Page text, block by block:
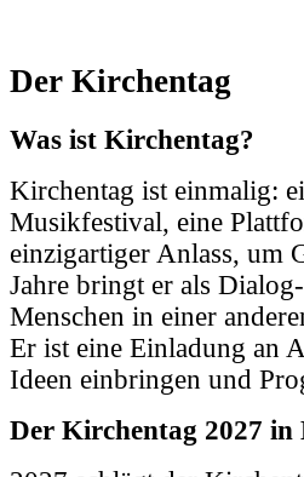
Der Kirchentag
Was ist Kirchentag?
Kirchentag ist einmalig:
Musikfestival, eine
einzigartiger Anlass, um
Jahre bringt er als
Menschen in einer
Er ist eine Einladung an
Ideen einbringen und
Der Kirchentag 2027 in